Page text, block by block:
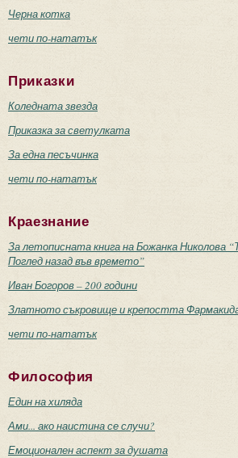
Черна котка
чети по-нататък
Приказки
Коледната звезда
Приказка за светулката
За една песъчинка
чети по-нататък
Краезнание
За летописната книга на Божанка Николова
Поглед назад във времето”
Иван Богоров – 200 години
Златното съкровище и крепостта
чети по-нататък
Философия
Един на хиляда
Ами... ако наистина се случи?
Емоционален аспект за душата